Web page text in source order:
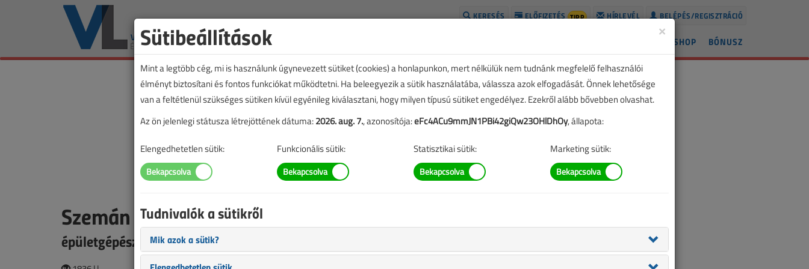
BELÉPÉS/REGISZTRÁCIÓ
HÍRLEVÉL
ELŐFIZETÉS TIPP
KERESÉS
BÓNUSZ
SHOP
Szemán Róbert
épületgépész mérnök
SZERZŐK LISTÁJA
×
Sütibeállítások
Mint a legtöbb cég, mi is használunk úgynevezett sütiket (cookies) a honlapunkon, mert nélkülük nem tudnánk megfelelő felhasználói
élményt biztosítani és fontos funkciókat működtetni. Ha beleegyezik a sütik használatába, válassza azok elfogadását. Önnek lehetősége
van a feltétlenül szükséges sütiken kívül egyénileg kiválasztani, hogy milyen típusú sütiket engedélyez. Ezekről alább bővebben olvashat.
Az ön jelenlegi státusza létrejöttének dátuma:2026. aug. 7., azonosítója:eFc4ACu9mmJN1PBi42giQw23OHlDhOy, állapota:
Elengedhetetlen sütik: Funkcionális sütik: Statisztikai sütik: Marketing sütik:
Tudnivalók a sütikről
Mik azok a sütik?